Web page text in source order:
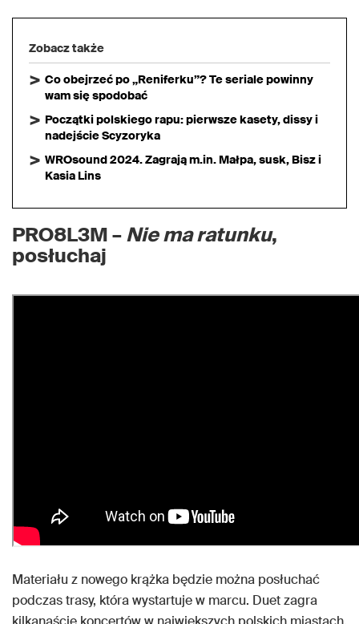
Zobacz także
Co obejrzeć po „Reniferku”? Te seriale powinny
wam się spodobać
Początki polskiego rapu: pierwsze kasety, dissy i
nadejście Scyzoryka
WROsound 2024. Zagrają m.in. Małpa, susk, Bisz i
Kasia Lins
PRO8L3M –Nie ma ratunku,
posłuchaj
Materiału z nowego krążka będzie można posłuchać
podczas trasy, która wystartuje w marcu. Duet zagra